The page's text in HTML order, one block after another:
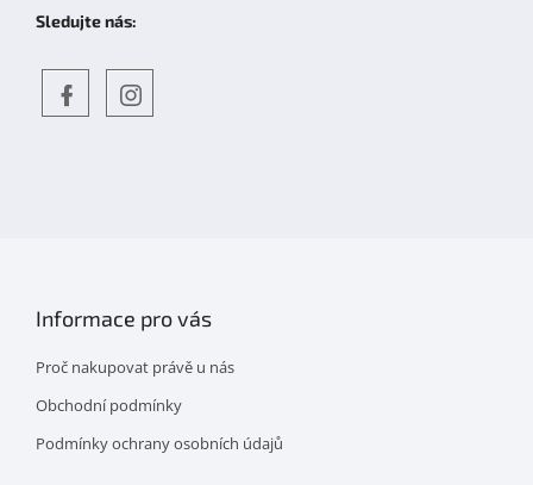
Sledujte nás:
Informace pro vás
Proč nakupovat právě u nás
Obchodní podmínky
Podmínky ochrany osobních údajů